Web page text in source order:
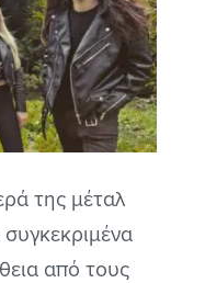
της μέταλ
από τους